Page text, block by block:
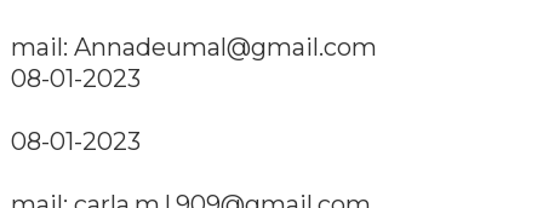
mail: Annadeumal@gmail.com
08-01-2023
08-01-2023